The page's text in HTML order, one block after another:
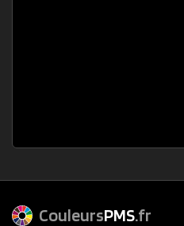
CouleursPMS.fr